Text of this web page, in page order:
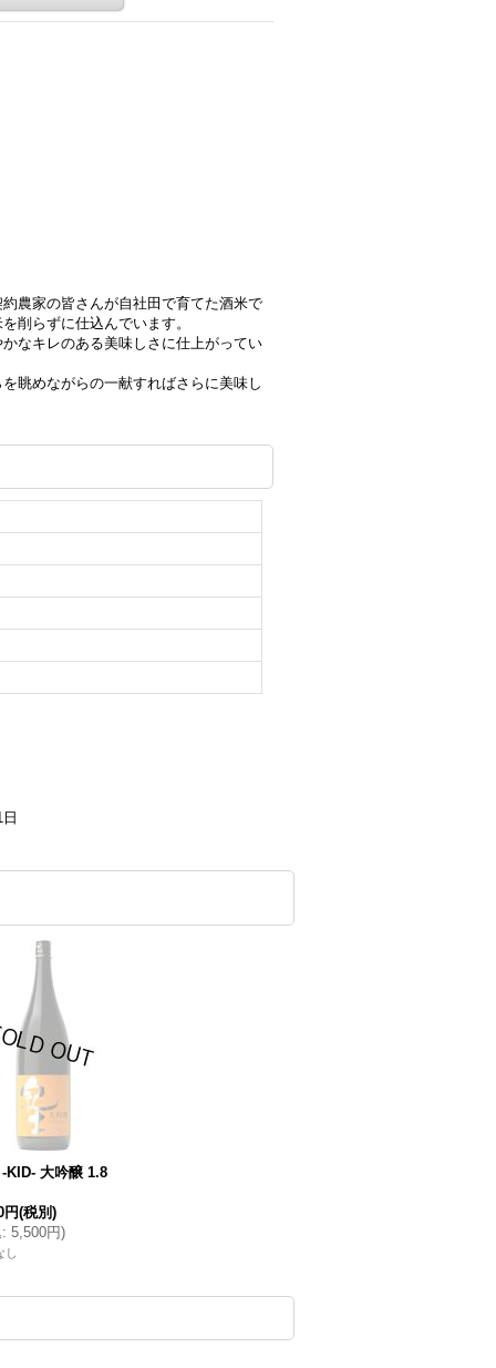
農家の皆さんが自社田で育てた酒米で
削らずに仕込んでいます。
なキレのある美味しさに仕上がってい
眺めながらの一献すればさらに美味し
KID- 大吟醸 1.8
円(税別)
: 5,500円)
し